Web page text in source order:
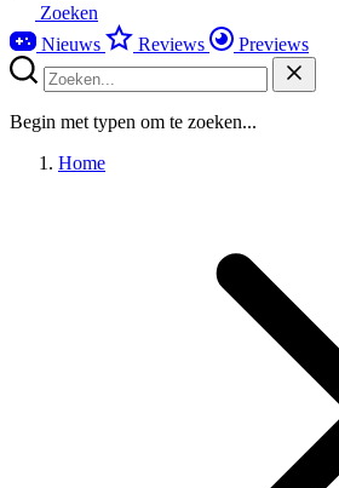
Zoeken
Nieuws
Reviews Previews
Begin met typen om te zoeken...
Home